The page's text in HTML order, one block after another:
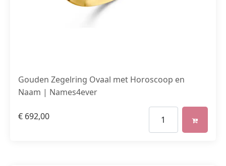
Gouden Zegelring Ovaal met Horoscoop en
Naam | Names4ever
€ 692,00